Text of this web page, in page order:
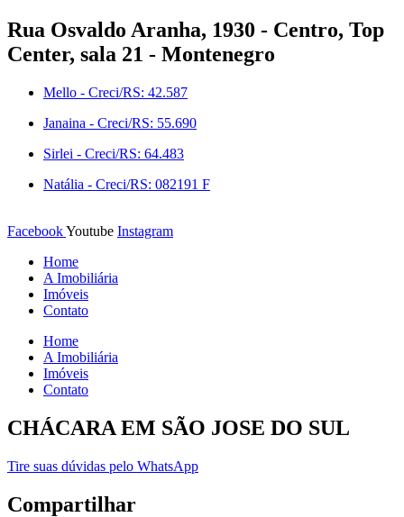
Ir
para
o
Rua Osvaldo Aranha, 1930 - Centro, Top
Center, sala 21 - Montenegro
Mello - Creci/RS: 42.587
Janaina - Creci/RS: 55.690
Sirlei - Creci/RS: 64.483
Natália - Creci/RS: 082191 F
FacebookYoutube Instagram
Home
A Imobiliária
Imóveis
Contato
Home
A Imobiliária
Imóveis
Contato
CHÁCARA EM SÃO JOSE DO SUL
Tire suas dúvidas pelo WhatsApp
Compartilhar